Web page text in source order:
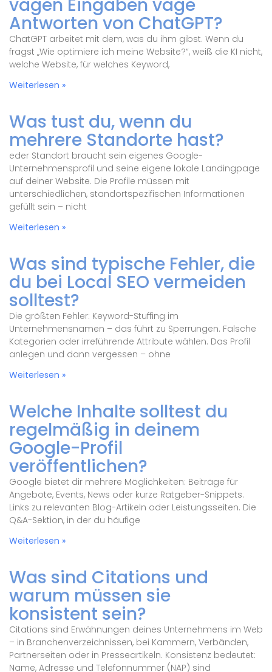
vagen Eingaben vage
Antworten von ChatGPT?
ChatGPT arbeitet mit dem, was du ihm gibst. Wenn du
fragst „Wie optimiere ich meine Website?“, weiß die KI nicht,
welche Website, für welches Keyword,
Weiterlesen »
Was tust du, wenn du
mehrere Standorte hast?
eder Standort braucht sein eigenes Google-
Unternehmensprofil und seine eigene lokale Landingpage
auf deiner Website. Die Profile müssen mit
unterschiedlichen, standortspezifischen Informationen
gefüllt sein – nicht
Weiterlesen »
Was sind typische Fehler, die
du bei Local SEO vermeiden
solltest?
Die größten Fehler: Keyword-Stuffing im
Unternehmensnamen – das führt zu Sperrungen. Falsche
Kategorien oder irreführende Attribute wählen. Das Profil
anlegen und dann vergessen – ohne
Weiterlesen »
Welche Inhalte solltest du
regelmäßig in deinem
Google-Profil
veröffentlichen?
Google bietet dir mehrere Möglichkeiten: Beiträge für
Angebote, Events, News oder kurze Ratgeber-Snippets.
Links zu relevanten Blog-Artikeln oder Leistungsseiten. Die
Q&A-Sektion, in der du häufige
Weiterlesen »
Was sind Citations und
warum müssen sie
konsistent sein?
Citations sind Erwähnungen deines Unternehmens im Web
– in Branchenverzeichnissen, bei Kammern, Verbänden,
Partnerseiten oder in Presseartikeln. Konsistenz bedeutet:
Name, Adresse und Telefonnummer (NAP) sind